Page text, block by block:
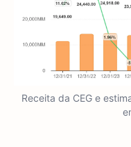
Receita da CEG e